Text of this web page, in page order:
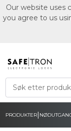
PRODUKTER|
Our website uses
you agree to us